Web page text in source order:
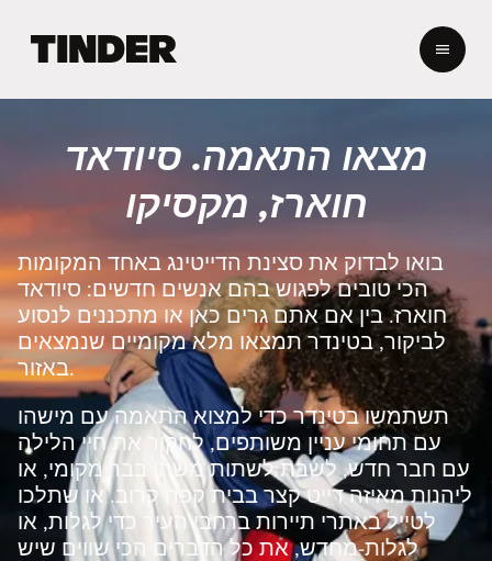
ת
ל
י
נ
ד
ר
מצאו התאמה. סיודאד
חוארז, מקסיקו
בואו לבדוק את סצינת הדייטינג באחד המקומות
הכי טובים לפגוש בהם אנשים חדשים: סיודאד
חוארז. בין אם אתם גרים כאן או מתכננים לנסוע
לביקור, בטינדר תמצאו מלא מקומיים שנמצאים
באזור.
תשתמשו בטינדר כדי למצוא התאמה עם מישהו
עם תחומי עניין משותפים, לחקור את חיי הלילה
עם חבר חדש, לשבת לשתות משהו בבר מקומי, או
ליהנות מאיזה דייט קצר בבית קפה קרוב. או שתלכו
לטייל באתרי תיירות ברחבי העיר כדי לגלות, או
לגלות‑מחדש, את כל הדברים הכי שווים שיש